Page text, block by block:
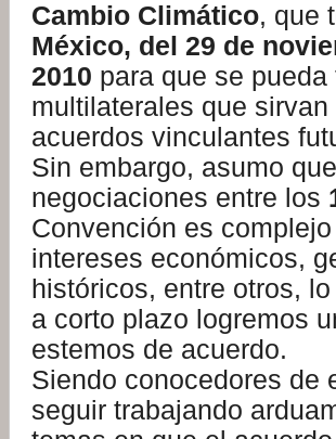
Cambio Climático, que
México, del 29 de
2010 para que se
multilaterales que
acuerdos vinculantes
Sin embargo, asumo
negociaciones entre los
Convención es
intereses económicos,
históricos, entre otros,
a corto plazo logremos
estemos de acuerdo.
Siendo conocedores de
seguir trabajando